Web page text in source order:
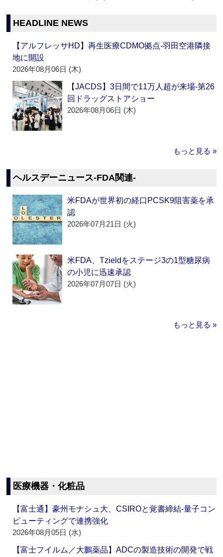
HEADLINE NEWS
【アルフレッサHD】再生医療CDMO拠点‐羽田空港隣接
地に開設
2026年08月06日 (木)
【JACDS】3日間で11万人超が来場‐第26
回ドラッグストアショー
2026年08月06日 (木)
もっと見る »
ヘルスデーニュース‐FDA関連‐
米FDAが世界初の経口PCSK9阻害薬を承
認
2026年07月21日 (火)
米FDA、Tzieldをステージ3の1型糖尿病
の小児に迅速承認
2026年07月07日 (火)
もっと見る »
医療機器・化粧品
【富士通】豪州モナシュ大、CSIROと覚書締結‐量子コン
ピューティングで連携強化
2026年08月05日 (水)
【富士フイルム／大鵬薬品】ADCの製造技術の開発で戦